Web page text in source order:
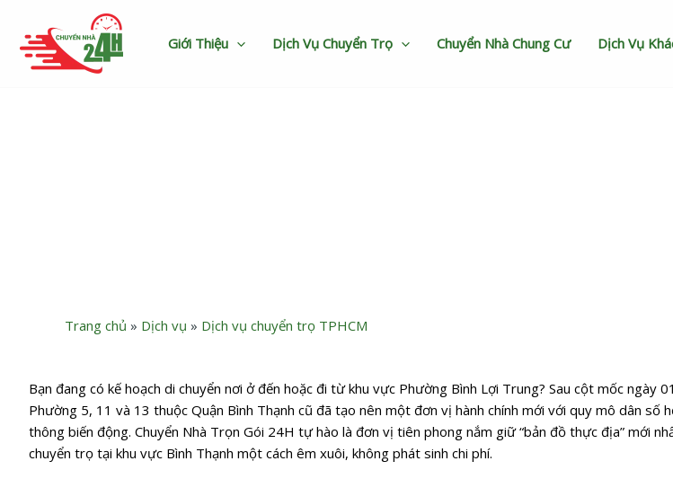
Giới Thiệu Dịch Vụ Chuyển Trọ Chuyển Nhà Chung Cư Dịch Vụ
Trang chủ » Dịch vụ » Dịch vụ chuyển trọ TPHCM
Bạn đang có kế hoạch di chuyển nơi ở đến hoặc đi từ khu vực Phường Bình Lợi Trung? Sau cột mốc ngày
Phường 5, 11 và 13 thuộc Quận Bình Thạnh cũ đã tạo nên một đơn vị hành chính mới với quy mô dân số
thông biến động. Chuyển Nhà Trọn Gói 24H tự hào là đơn vị tiên phong nắm giữ “bản đồ thực địa” mới
chuyển trọ tại khu vực Bình Thạnh một cách êm xuôi, không phát sinh chi phí.